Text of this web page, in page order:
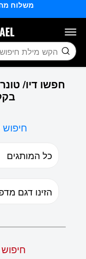
משלוח
חיפוש
חפשו דיו/